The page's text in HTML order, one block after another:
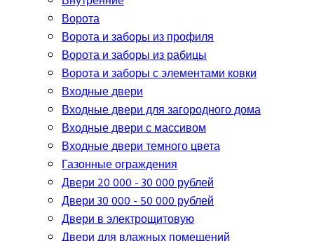
Ворота
Ворота и заборы из профиля
Ворота и заборы из рабицы
Ворота и заборы с элементами ковки
Входные двери
Входные двери для загородного дома
Входные двери с массивом
Входные двери темного цвета
Газонные ограждения
Двери 20 000 - 30 000 рублей
Двери 30 000 - 50 000 рублей
Двери в электрощитовую